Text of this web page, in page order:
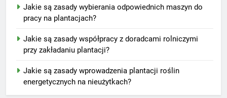
Jakie są zasady wybierania odpowiednich maszyn do
pracy na plantacjach?
Jakie są zasady współpracy z doradcami rolniczymi
przy zakładaniu plantacji?
Jakie są zasady wprowadzenia plantacji roślin
energetycznych na nieużytkach?